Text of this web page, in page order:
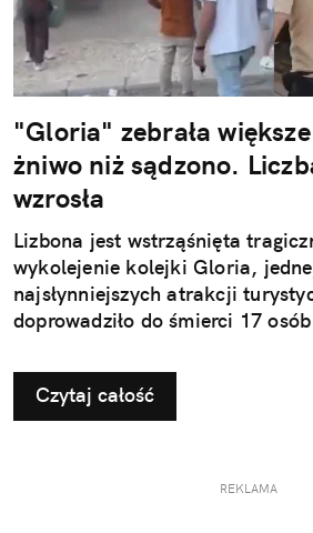
"Gloria" zebrała
żniwo niż sądzono.
wzrosła
Lizbona jest wstrząśnięta
wykolejenie kolejki Gloria,
najsłynniejszych atrakcji
doprowadziło do śmierci 17
Czytaj całość
REKLAMA